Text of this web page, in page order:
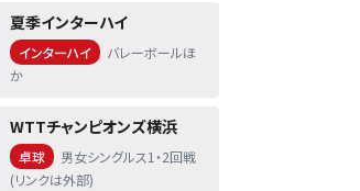
夏季インターハイ
インターハイ
バレーボールほ
か
WTTチャンピオンズ横浜
卓球
男女シングルス1・2回戦
(リンクは外部)